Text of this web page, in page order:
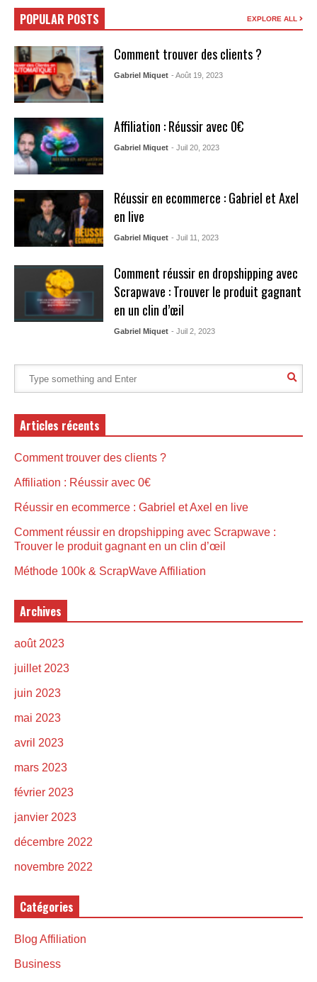
POPULAR POSTS EXPLORE ALL
Comment trouver des clients ?
Gabriel Miquet - Août 19, 2023
Affiliation : Réussir avec 0€
Gabriel Miquet - Juil 20, 2023
Réussir en ecommerce : Gabriel et Axel
en live
Gabriel Miquet - Juil 11, 2023
Comment réussir en dropshipping avec
Scrapwave : Trouver le produit gagnant
en un clin d’œil
Gabriel Miquet - Juil 2, 2023
Articles récents
Comment trouver des clients ?
Affiliation : Réussir avec 0€
Réussir en ecommerce : Gabriel et Axel en live
Comment réussir en dropshipping avec Scrapwave :
Trouver le produit gagnant en un clin d’œil
Méthode 100k & ScrapWave Affiliation
Archives
août 2023
juillet 2023
juin 2023
mai 2023
avril 2023
mars 2023
février 2023
janvier 2023
décembre 2022
novembre 2022
Catégories
Blog Affiliation
Business